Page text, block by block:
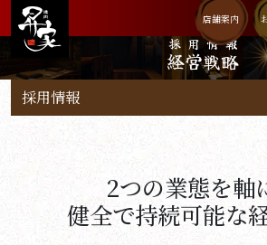
店舗案内
採用情報
経営戦略
採用情報
2つの業態を軸
健全で持続可能な経